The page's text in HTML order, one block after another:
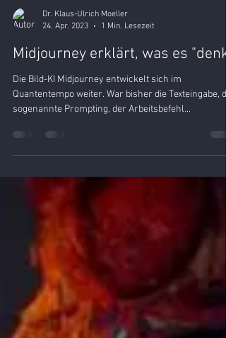
Dr. Klaus-Ulrich Moeller
24. Apr. 2023
1 Min. Lesezeit
Midjourney erklärt, was es
Quantentempo weiter. War bisher die Texteingabe, das
sogenannte Prompting, der Arbeitsbefehl...